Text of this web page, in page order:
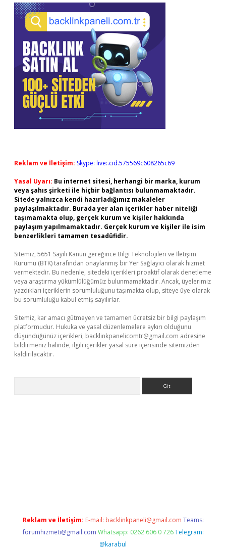
Reklam ve İletişim: Skype: live:.cid.575569c608265c69
Yasal Uyarı: Bu internet sitesi, herhangi bir marka, kurum
veya şahıs şirketi ile hiçbir bağlantısı bulunmamaktadır.
Sitede yalnızca kendi hazırladığımız makaleler
paylaşılmaktadır. Burada yer alan içerikler haber niteliği
taşımamakta olup, gerçek kurum ve kişiler hakkında
paylaşım yapılmamaktadır. Gerçek kurum ve kişiler ile isim
benzerlikleri tamamen tesadüfidir.
Sitemiz, 5651 Sayılı Kanun gereğince Bilgi Teknolojileri ve İletişim
Kurumu (BTK) tarafından onaylanmış bir Yer Sağlayıcı olarak hizmet
vermektedir. Bu nedenle, sitedeki içerikleri proaktif olarak denetleme
veya araştırma yükümlülüğümüz bulunmamaktadır. Ancak, üyelerimiz
yazdıkları içeriklerin sorumluluğunu taşımakta olup, siteye üye olarak
bu sorumluluğu kabul etmiş sayılırlar.
Sitemiz, kar amacı gütmeyen ve tamamen ücretsiz bir bilgi paylaşım
platformudur. Hukuka ve yasal düzenlemelere aykırı olduğunu
düşündüğünüz içerikleri, backlinkpanelicomtr@gmail.com adresine
bildirmeniz halinde, ilgili içerikler yasal süre içerisinde sitemizden
kaldırılacaktır.
Reklam ve İletişim: E-mail: backlinkpaneli@gmail.com Teams:
forumhizmeti@gmail.com Whatsapp: 0262 606 0 726 Telegram:
@karabul